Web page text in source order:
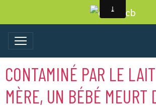
CONTAMINÉ PAR LE
MÈRE, UN BÉBÉ MEURT